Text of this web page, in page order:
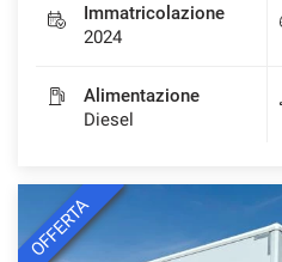
Immatricolazione
2024
Alimentazione
Diesel
OFFERTA